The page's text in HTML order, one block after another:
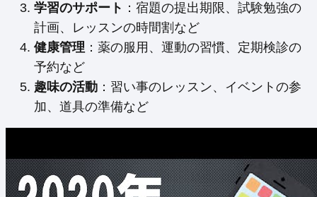
学習のサポート ：宿題の提出期限、試験勉強の
計画、レッスンの時間割など
健康管理 ：薬の服用、運動の習慣、定期検診の
予約など
趣味の活動 ：習い事のレッスン、イベントの参
加、道具の準備など